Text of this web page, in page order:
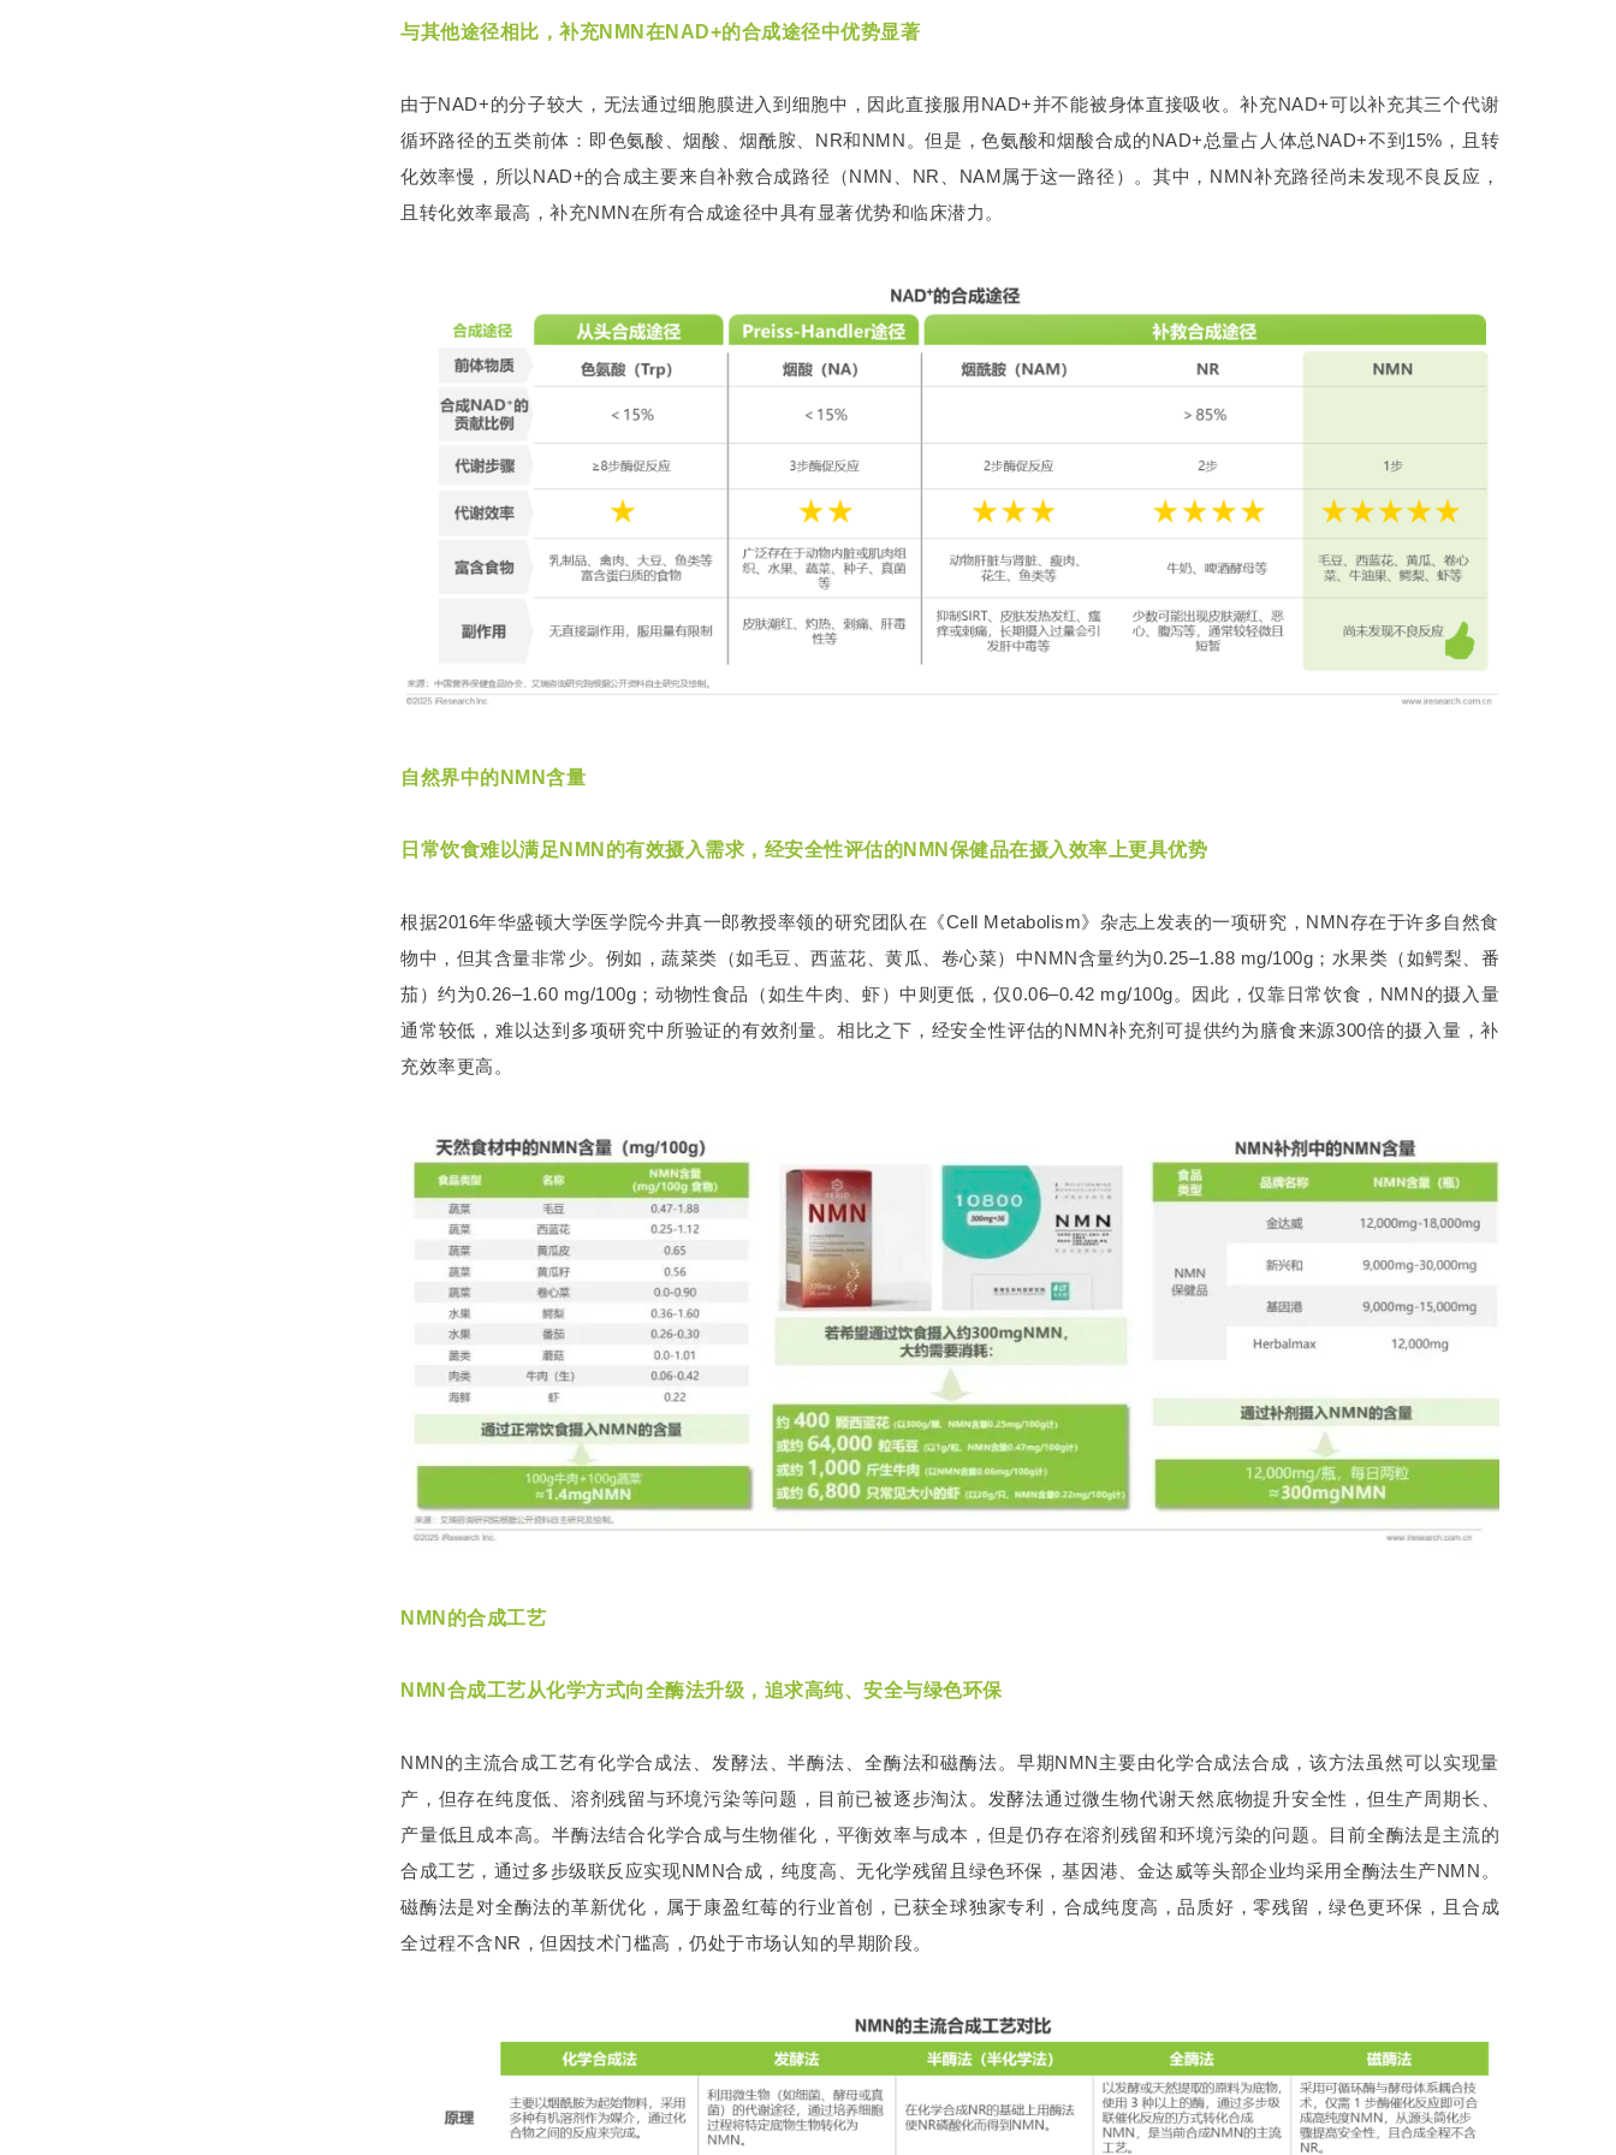
与其他途径相比，补充NMN在NAD+的合成途径中优势显著
由于NAD+的分子较大，无法通过细胞膜进入到细胞中，因此直接服用NAD+并不能被身体直接吸收。补充NAD+可以补充其三个代谢
循环路径的五类前体：即色氨酸、烟酸、烟酰胺、NR和NMN。但是，色氨酸和烟酸合成的NAD+总量占人体总NAD+不到15%，且转
化效率慢，所以NAD+的合成主要来自补救合成路径（NMN、NR、NAM属于这一路径）。其中，NMN补充路径尚未发现不良反应，
且转化效率最高，补充NMN在所有合成途径中具有显著优势和临床潜力。
自然界中的NMN含量
日常饮食难以满足NMN的有效摄入需求，经安全性评估的NMN保健品在摄入效率上更具优势
根据2016年华盛顿大学医学院今井真一郎教授率领的研究团队在《Cell Metabolism》杂志上发表的一项研究，NMN存在于许多自然食
物中，但其含量非常少。例如，蔬菜类（如毛豆、西蓝花、黄瓜、卷心菜）中NMN含量约为0.25–1.88 mg/100g；水果类（如鳄梨、番
茄）约为0.26–1.60 mg/100g；动物性食品（如生牛肉、虾）中则更低，仅0.06–0.42 mg/100g。因此，仅靠日常饮食，NMN的摄入量
通常较低，难以达到多项研究中所验证的有效剂量。相比之下，经安全性评估的NMN补充剂可提供约为膳食来源300倍的摄入量，补
充效率更高。
NMN的合成工艺
NMN合成工艺从化学方式向全酶法升级，追求高纯、安全与绿色环保
NMN的主流合成工艺有化学合成法、发酵法、半酶法、全酶法和磁酶法。早期NMN主要由化学合成法合成，该方法虽然可以实现量
产，但存在纯度低、溶剂残留与环境污染等问题，目前已被逐步淘汰。发酵法通过微生物代谢天然底物提升安全性，但生产周期长、
产量低且成本高。半酶法结合化学合成与生物催化，平衡效率与成本，但是仍存在溶剂残留和环境污染的问题。目前全酶法是主流的
合成工艺，通过多步级联反应实现NMN合成，纯度高、无化学残留且绿色环保，基因港、金达威等头部企业均采用全酶法生产NMN。
磁酶法是对全酶法的革新优化，属于康盈红莓的行业首创，已获全球独家专利，合成纯度高，品质好，零残留，绿色更环保，且合成
全过程不含NR，但因技术门槛高，仍处于市场认知的早期阶段。